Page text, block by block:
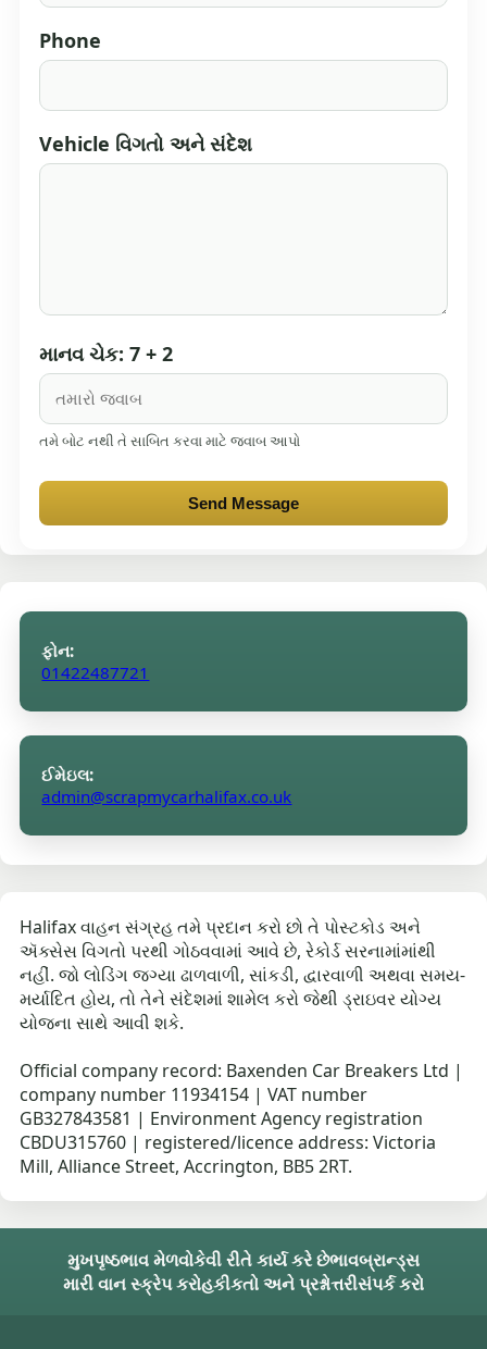
Phone
Vehicle વિગતો અને સંદેશ
માનવ ચેક: 7 + 2
તમે બોટ નથી તે સાબિત કરવા માટે જવાબ આપો
Send Message
ફોન:
01422487721
ઈમેઇલ:
admin@scrapmycarhalifax.co.uk
Halifax વાહન સંગ્રહ તમે પ્રદાન કરો છો તે પોસ્ટકોડ અને
ઍક્સેસ વિગતો પરથી ગોઠવવામાં આવે છે, રેકોર્ડ સરનામાંમાંથી
નહીં. જો લોડિંગ જગ્યા ઢાળવાળી, સાંકડી, દ્વારવાળી અથવા સમય-
મર્યાદિત હોય, તો તેને સંદેશમાં શામેલ કરો જેથી ડ્રાઇવર યોગ્ય
યોજના સાથે આવી શકે.
Official company record: Baxenden Car Breakers Ltd |
company number 11934154 | VAT number
GB327843581 | Environment Agency registration
CBDU315760 | registered/licence address: Victoria
Mill, Alliance Street, Accrington, BB5 2RT.
મુખપૃષ્ઠભાવ મેળવોકેવી રીતે કાર્ય કરે છેભાવબ્રાન્ડ્સ
મારી વાન સ્ક્રેપ કરોહકીકતો અને પ્રશ્નોત્તરીસંપર્ક કરો